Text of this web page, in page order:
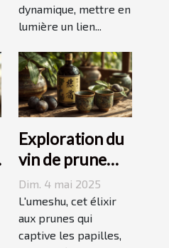
dynamique, mettre en
lumière un lien...
Exploration du
vin de prune
umeshu :
origines,
saveurs et
accords
Dim. 4 mai 2025
L'umeshu, cet élixir
aux prunes qui
captive les papilles,